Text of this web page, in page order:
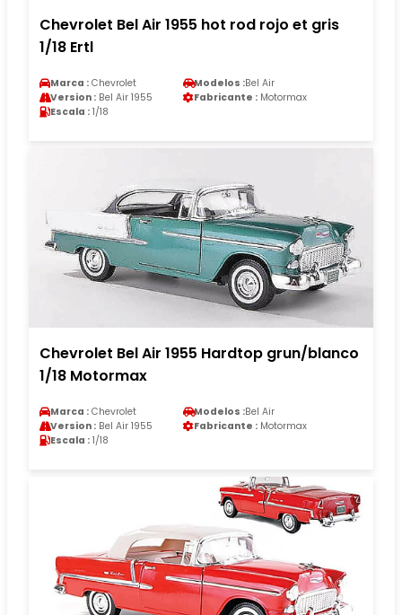
Chevrolet Bel Air 1955 hot rod rojo et gris
1/18 Ertl
Marca : Chevrolet Modelos :Bel Air
Version : Bel Air 1955 Fabricante : Motormax
Escala : 1/18
Chevrolet Bel Air 1955 Hardtop grun/blanco
1/18 Motormax
Marca : Chevrolet Modelos :Bel Air
Version : Bel Air 1955 Fabricante : Motormax
Escala : 1/18